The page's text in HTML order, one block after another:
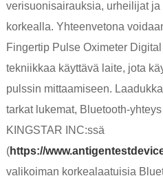
verisuonisairauksia, urheilijat
korkealla. Yhteenvetona
Fingertip Pulse Oximeter
tekniikkaa käyttävä laite, jota
pulssin mittaamiseen.
tarkat lukemat, Bluetooth-
KINGSTAR INC:ssä
(https://
valikoiman korkealaatuisia